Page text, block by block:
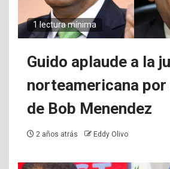
1 lectura mínima
Guido aplaude a la
norteamericana por
de Bob Menendez
2 años atrás Eddy Olivo